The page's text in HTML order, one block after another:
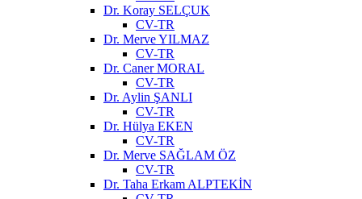
Dr. Koray SELÇUK
CV-TR
Dr. Merve YILMAZ
CV-TR
Dr. Caner MORAL
CV-TR
Dr. Aylin ŞANLI
CV-TR
Dr. Hülya EKEN
CV-TR
Dr. Merve SAĞLAM ÖZ
CV-TR
Dr. Taha Erkam ALPTEKİN